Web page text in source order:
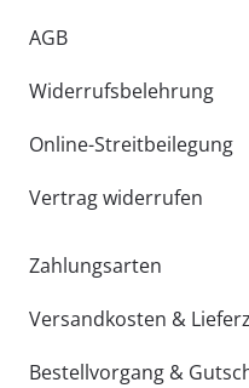
AGB
Widerrufsbelehrung
Online-Streitbeilegung
Vertrag widerrufen
Zahlungsarten
Versandkosten &
Bestellvorgang &